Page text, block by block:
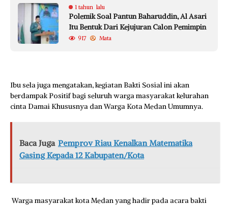
1 tahun lalu
Polemik Soal Pantun Baharuddin, Al Asari
Itu Bentuk Dari Kejujuran Calon Pemimpin
917 Mata
Ibu sela juga mengatakan, kegiatan Bakti Sosial ini akan
berdampak Positif bagi seluruh warga masyarakat kelurahan
cinta Damai Khususnya dan Warga Kota Medan Umumnya.
Baca Juga Pemprov Riau Kenalkan Matematika
Gasing Kepada 12 Kabupaten/Kota
Warga masyarakat kota Medan yang hadir pada acara bakti